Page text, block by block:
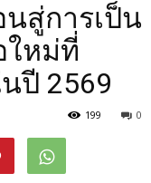
สู่การเป็น
ใหม่ที่
ปี 2569
0
199